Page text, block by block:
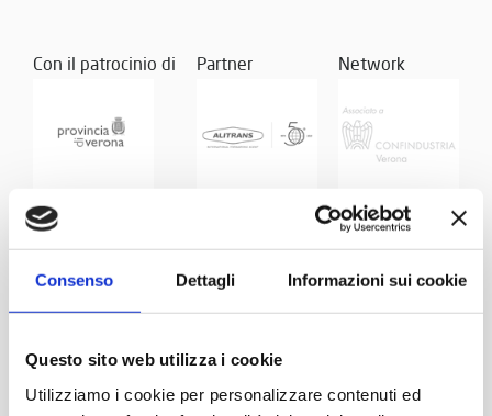
Consenso Dettagli Informazioni sui cookie
Questo sito web utilizza i cookie
Utilizziamo i cookie per personalizzare contenuti ed
Con il patrocinio di Partner Network